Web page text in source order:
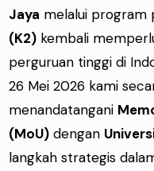
Jaya melalui program
(K2) kembali
perguruan tinggi di
26 Mei 2026 kami
menandatangani
(MoU) dengan
langkah strategis